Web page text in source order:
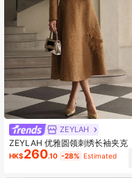
ZEYLAH
ZEYLAH 优雅圆领刺绣长袖夹克
HK$260.10 -28% Estimated